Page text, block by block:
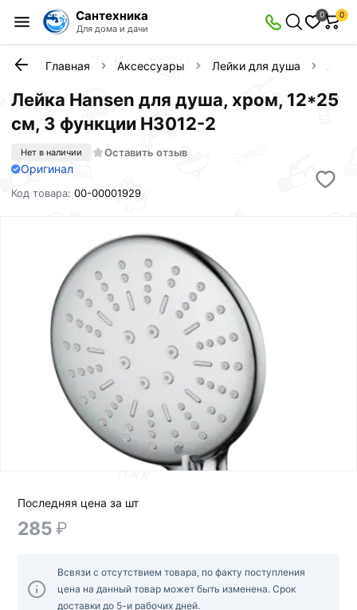
Сантехника
Для дома и дачи
0 0
Главная Аксессуары Лейки для душа
Лейка Hansen для душа, хром, 12*25
см, 3 функции H3012-2
Нет в наличии Оставить отзыв
Оригинал
Код товара:00-00001929
Последняя цена за шт
285 ₽
Всвязи с отсутствием товара, по факту поступления
цена на данный товар может быть изменена. Срок
доставки до 5-и рабочих дней.